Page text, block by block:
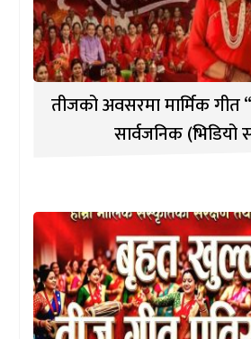
तीजको अवसरमा मार्मिक गीत
सार्वजनिक (भिडियो